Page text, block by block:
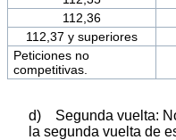
112,36
112,37 y superiores
Peticiones no
competitivas.
d) Segunda vuelta:
la segunda vuelta de